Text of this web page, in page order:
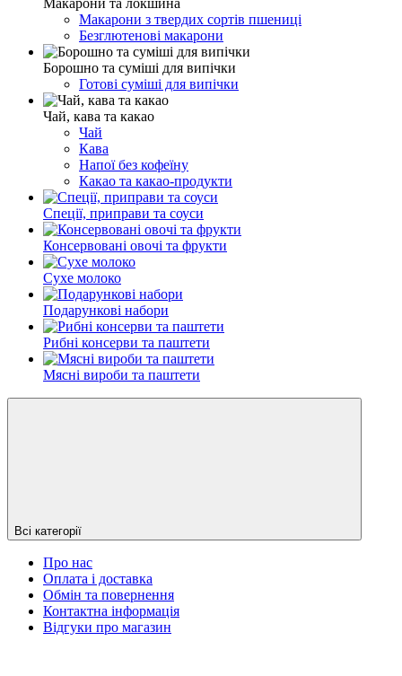
Макарони з твердих сортів пшениці
Безглютенові макарони
Борошно та суміші для випічки
Готові суміші для випічки
Чай, кава та какао
Чай
Кава
Напої без кофеїну
Какао та какао-продукти
Спеції, приправи та соуси
Консервовані овочі та фрукти
Сухе молоко
Подарункові набори
Рибні консерви та паштети
Мясні вироби та паштети
Всі категорії
Про нас
Оплата і доставка
Обмін та повернення
Контактна інформація
Відгуки про магазин